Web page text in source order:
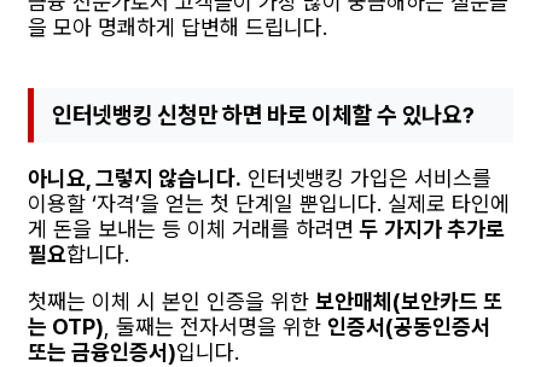
을 모아 명쾌하게 답변해 드립니다.
인터넷뱅킹 신청만 하면 바로 이체할 수 있나요?
아니요, 그렇지 않습니다. 인터넷뱅킹 가입은 서비스를
이용할 ‘자격’을 얻는 첫 단계일 뿐입니다. 실제로 타인에
게 돈을 보내는 등 이체 거래를 하려면두 가지가 추가로
필요합니다.
첫째는 이체 시 본인 인증을 위한 보안매체(보안카드 또
는 OTP) , 둘째는 전자서명을 위한 인증서(공동인증서
또는 금융인증서)입니다.